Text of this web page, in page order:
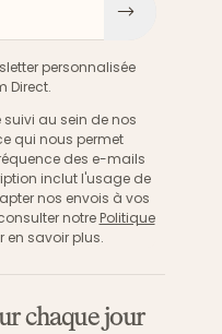
personnalisée
Direct.
suivi au sein de nos
qui nous permet
des e-mails
inclut l'usage de
nos envois à vos
notre Politique
en savoir plus.
chaque jour